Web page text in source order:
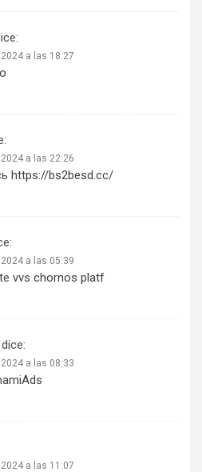
a las 18:27
a las 22:26
https://bs2besd.cc/
a las 05:39
vvs chornos platf
dice:
a las 08:33
a las 11:07